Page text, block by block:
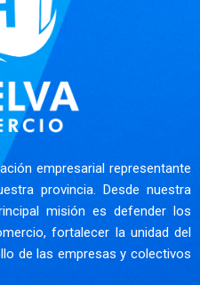
empresarial representante
provincia. Desde nuestra
misión es defender los
fortalecer la unidad del
de las empresas y colectivos